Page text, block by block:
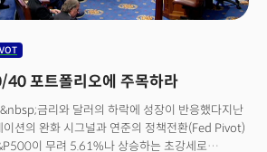
포트폴리오에 주목하라
금리와 달러의 하락에 성장이 반응했다지난
션의 완화 시그널과 연준의 정책전환(Fed Pivot)
이 무려 5.61%나 상승하는 초강세로